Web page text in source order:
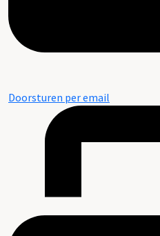
Doorsturen per email